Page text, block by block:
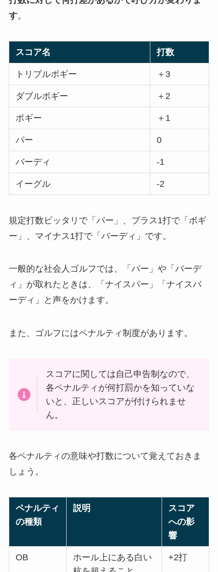
す。
スコア名 打数
トリプルボギー ＋3
ダブルボギー ＋2
ボギー ＋1
パー 0
バーディ -1
イーグル -2
規定打数ピッタリで「パー」、プラス1打で「ボギ
ー」、マイナス1打で「バーディ」です。
一般的な社会人ゴルフでは、「パー」や「バーデ
ィ」が取れたときは、「ナイスパー」「ナイスバ
ーディ」と声をかけます。
また、ゴルフにはペナルティ制度があります。
スコアに関しては自己申告制なので、
各ペナルティが何打罰かを知っていな
いと、正しいスコアが付けられませ
ん。
各ペナルティの意味や打数について覚えておきま
しょう。
ペナルティ
の種類
説明
スコア
への影
響
OB
ホール上にある白い
+2打